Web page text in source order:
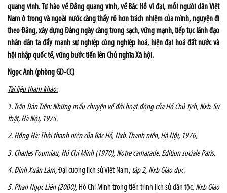
quang vinh. Tự hào về Đảng quang vinh, về Bác Hồ vĩ đại, mỗi người dân Việt
Nam ở trong và ngoài nước càng thấy rõ hơn trách nhiệm của mình, nguyện đi
theo Đảng, xây dựng Đảng ngày càng trong sạch, vững mạnh, tiếp tục lãnh đạo
nhân dân ta đẩy mạnh sự nghiệp công nghiệp hoá, hiện đại hoá đất nước và
hội nhập quốc tế, vững bước tiến lên Chủ nghĩa Xã hội.
Ngọc Anh (phòng GD-CC)
Tài liệu tham khảo:
1. Trần Dân Tiên: Những mẩu chuyện về đời hoạt động của Hồ Chủ tịch, Nxb. Sự
thật, Hà Nội, 1975.
2. Hồng Hà: Thời thanh niên của Bác Hồ, Nxb. Thanh niên, Hà Nội, 1976,
3. Charles Fourniau, Hồ Chí Minh (1970), Notre camarade, Edition socialeParis.
4. Đinh Xuân Lâm,Đại cương lịch sử Việt Nam, tập 2, Nxb Giáo dục.
5. Phan Ngọc Liên (2000), Hồ Chí Minh trong tiến trình lịch sử dân tộc, Nxb Giáo